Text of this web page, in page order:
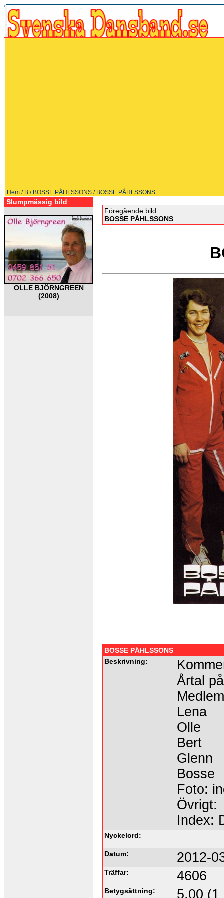
Hem / B / BOSSE PÅHLSSONS / BOSSE PÅHLSSONS
Slumpmässig bild
OLLE BJÖRNGREEN
(2008)
Föregående bild:
BOSSE PÅHLSSONS
BOSSE PÅHLSSONS
Beskrivning:
Årtal
Lena
Olle
Bert
Glenn
Bosse
Foto:
Övrigt:
Index:
Nyckelord:
Datum: 2012-
Träffar: 4606
Betygsättning: 5.00 (1